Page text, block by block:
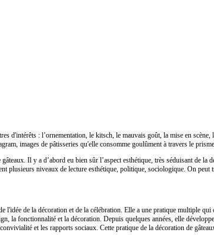
d'intérêts : l’ornementation, le kitsch, le mauvais goût, la mise en scène,
images de pâtisseries qu'elle consomme goulûment à travers le
Il y a d’abord eu bien sûr l’aspect esthétique, très séduisant de la
plusieurs niveaux de lecture esthétique, politique, sociologique. On peut
de la décoration et de la célébration. Elle a une pratique multiple qui
la fonctionnalité et la décoration. Depuis quelques années, elle
et les rapports sociaux. Cette pratique de la décoration de